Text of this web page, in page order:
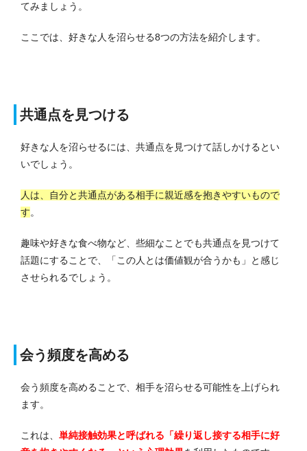
てみましょう。
ここでは、好きな人を沼らせる8つの方法を紹介します。
共通点を見つける
好きな人を沼らせるには、共通点を見つけて話しかけるとい
いでしょう。
人は、自分と共通点がある相手に親近感を抱きやすいもので
す。
趣味や好きな食べ物など、些細なことでも共通点を見つけて
話題にすることで、「この人とは価値観が合うかも」と感じ
させられるでしょう。
会う頻度を高める
会う頻度を高めることで、相手を沼らせる可能性を上げられ
ます。
これは、 単純接触効果と呼ばれる「繰り返し接する相手に好